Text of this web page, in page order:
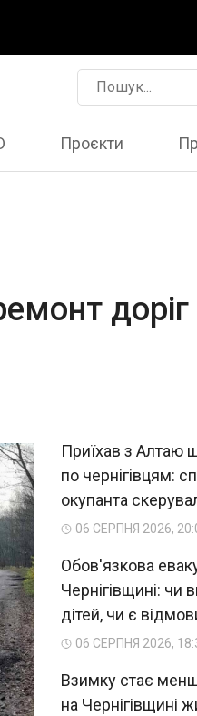
Проєкти
доріг
Приїхав з Алтаю
по чернігівцям:
окупанта
06 СЕРПНЯ 2026,
Обов'язкова
Чернігівщині: чи
дітей, чи є
06 СЕРПНЯ 2026,
Взимку стає
на Чернігівщині